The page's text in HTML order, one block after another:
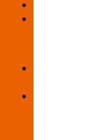
お買い
お買い物カゴ